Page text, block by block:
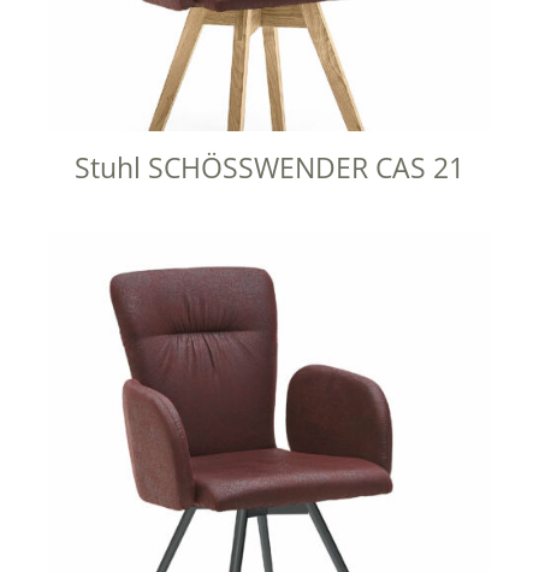
Stuhl SCHÖSSWENDER CAS 21